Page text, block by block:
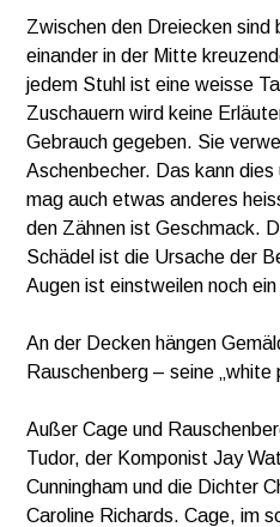
Zwischen den Dreiecken
einander in der Mitte
jedem Stuhl ist eine weisse
Zuschauern wird keine
Gebrauch gegeben. Sie
Aschenbecher. Das kann dies
mag auch etwas anderes
den Zähnen ist Geschmack.
Schädel ist die Ursache der
Augen ist einstweilen noch ein
An der Decken hängen
Rauschenberg – seine „white
Außer Cage und
Tudor, der Komponist Jay
Cunningham und die Dichter
Caroline Richards. Cage, im